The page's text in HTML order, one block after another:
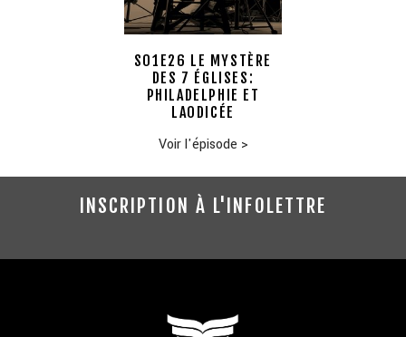
S01E26 LE MYSTÈRE
DES 7 ÉGLISES:
PHILADELPHIE ET
LAODICÉE
Voir l'épisode >
INSCRIPTION À L'INFOLETTRE